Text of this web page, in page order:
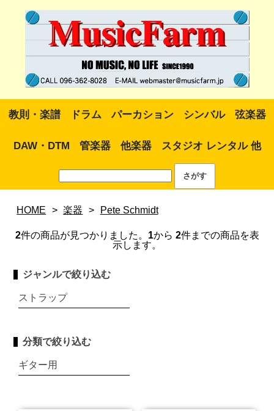
教則・楽譜 ドラム パーカション シンバル 弦楽器
DAW・DTM 管楽器 他楽器 スタジオ レンタル 他
HOME > 楽器 > Pete Schmidt
2件の商品が見つかりました。 1から 2件までの商品を表
示します。
ジャンルで絞り込む
ストラップ
分類で絞り込む
ギター用